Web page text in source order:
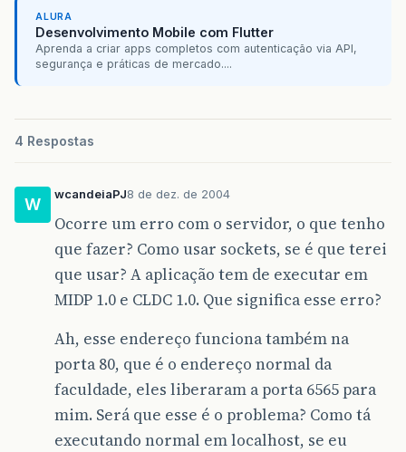
ALURA
Desenvolvimento Mobile com Flutter
Aprenda a criar apps completos com autenticação via API,
segurança e práticas de mercado....
4 Respostas
W
wcandeiaPJ8 de dez. de 2004
Ocorre um erro com o servidor, o que tenho
que fazer? Como usar sockets, se é que terei
que usar? A aplicação tem de executar em
MIDP 1.0 e CLDC 1.0. Que significa esse erro?
Ah, esse endereço funciona também na
porta 80, que é o endereço normal da
faculdade, eles liberaram a porta 6565 para
mim. Será que esse é o problema? Como tá
executando normal em localhost, se eu